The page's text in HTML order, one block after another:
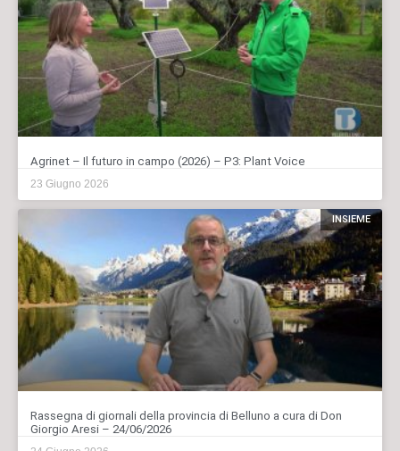
Agrinet – Il futuro in campo (2026) – P3: Plant Voice
23 Giugno 2026
INSIEME
Rassegna di giornali della provincia di Belluno a cura di Don
Giorgio Aresi – 24/06/2026